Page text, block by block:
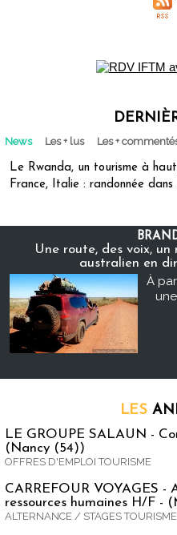
News Les + lus Les +
Le Rwanda, un tourisme à
France, Italie : randonnée
Une route, des voix, un
australien en
À
LES
LE GROUPE SALAUN -
(Nancy (54))
OFFRES D'EMPLOI TOURISME
CARREFOUR VOYAGES
ressources humaines H/F -
ALTERNANCE / STAGES TOURISME